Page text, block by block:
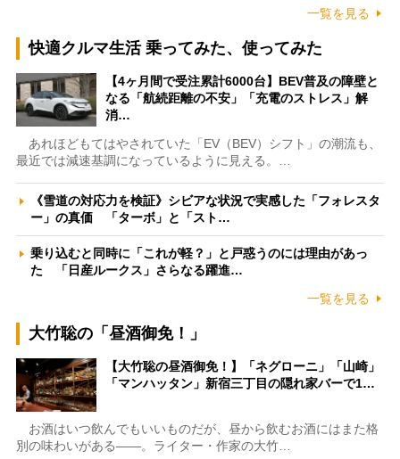
一覧を見る
快適クルマ生活 乗ってみた、使ってみた
【4ヶ月間で受注累計6000台】BEV普及の障壁と
なる「航続距離の不安」「充電のストレス」解
消…
あれほどもてはやされていた「EV（BEV）シフト」の潮流も、
最近では減速基調になっているように見える。…
《雪道の対応力を検証》シビアな状況で実感した「フォレスタ
ー」の真価 「ターボ」と「スト…
乗り込むと同時に「これが軽？」と戸惑うのには理由があっ
た 「日産ルークス」さらなる躍進…
一覧を見る
大竹聡の「昼酒御免！」
【大竹聡の昼酒御免！】「ネグローニ」「山崎」
「マンハッタン」新宿三丁目の隠れ家バーで1…
お酒はいつ飲んでもいいものだが、昼から飲むお酒にはまた格
別の味わいがある――。ライター・作家の大竹…